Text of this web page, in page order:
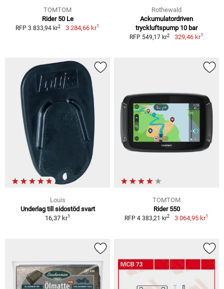
TOMTOM
Rider 50 Le
RFP 3 833,94 kr2 3 284,66 kr1
Rothewald
Ackumulatordriven
tryckluftspump 10 bar
RFP 549,17 kr2 329,46 kr1
Louis
Underlag till sidostöd svart
16,37 kr1
TOMTOM
Rider 550
RFP 4 383,21 kr2 3 064,95 kr1